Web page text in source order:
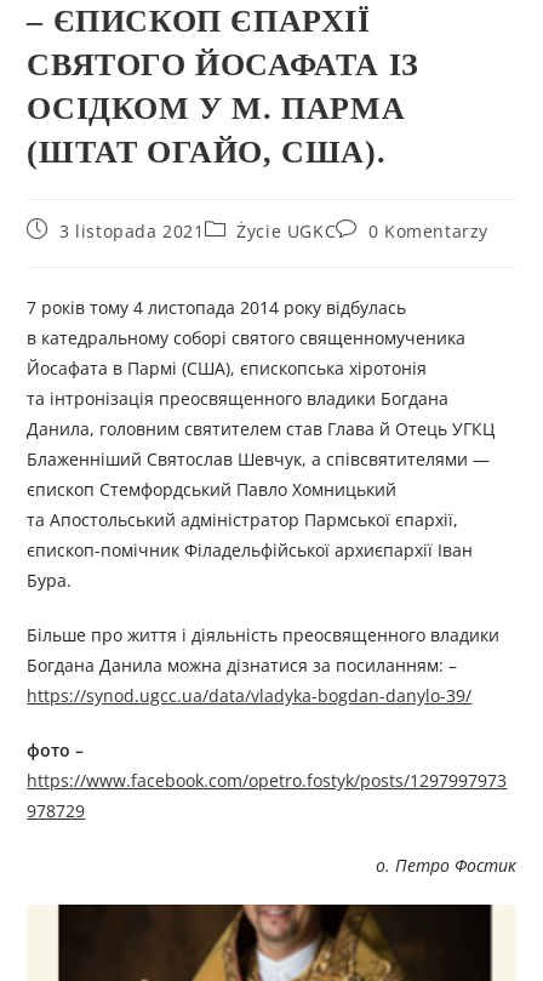
– ЄПИСКОП ЄПАРХІЇ
СВЯТОГО ЙОСАФАТА ІЗ
ОСІДКОМ У М. ПАРМА
(ШТАТ ОГАЙО, США).
3 listopada 2021 Życie UGKC 0 Komentarzy
7 років тому 4 листопада 2014 року відбулась
в катедральному соборі святого священномученика
Йосафата в Пармі (США), єпископська хіротонія
та інтронізація преосвященного владики Богдана
Данила, головним святителем став Глава й Отець УГКЦ
Блаженніший Святослав Шевчук, а співсвятителями —
єпископ Стемфордський Павло Хомницький
та Апостольський адміністратор Пармської єпархії,
єпископ-помічник Філадельфійської архиєпархії Іван
Бура.
Більше про життя і діяльність преосвященного владики
Богдана Данила можна дізнатися за посиланням: –
https://synod.ugcc.ua/data/vladyka-bogdan-danylo-39/
фото –
https://www.facebook.com/opetro.fostyk/posts/1297997973
978729
о. Петро Фостик